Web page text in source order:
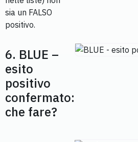
sia un FALSO
positivo.
6. BLUE –
esito
positivo
confermato:
che fare?